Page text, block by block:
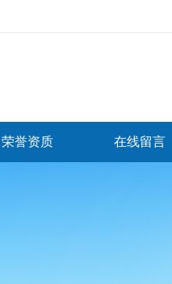
荣誉资质 在线留言